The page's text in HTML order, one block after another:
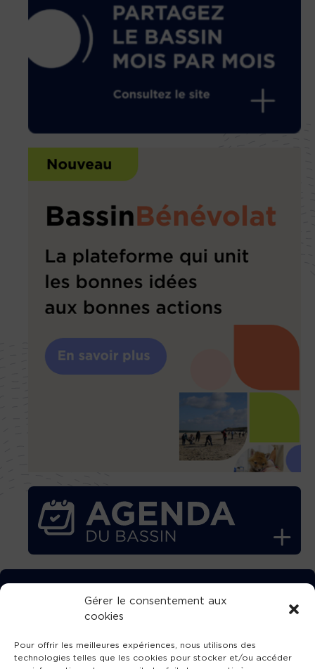
Gérer le consentement aux
cookies
Pour offrir les meilleures expériences, nous utilisons des
technologies telles que les cookies pour stocker et/ou accéder
TÉLÉCHARGEZ GRATUITEMENT
L’APPLICATION TVBA !